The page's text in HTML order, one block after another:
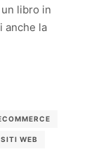
libro in
anche la
WEB